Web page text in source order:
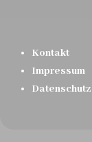
Kontakt
Impressum
Datenschutz